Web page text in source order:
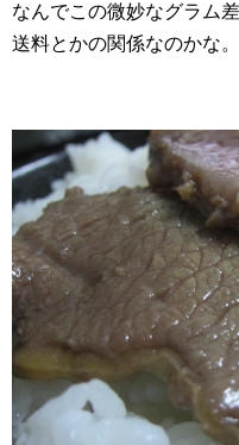
なんでこの微妙なグラム
送料とかの関係なのかな。